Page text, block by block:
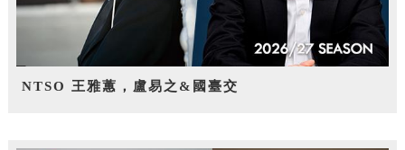
NTSO 王雅蕙，盧易之&國臺交